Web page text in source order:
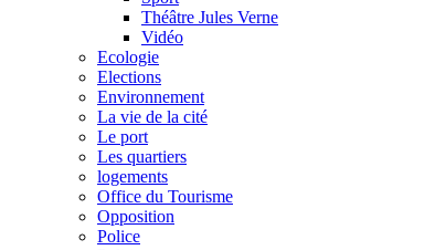
Théâtre Jules Verne
Vidéo
Ecologie
Elections
Environnement
La vie de la cité
Le port
Les quartiers
logements
Office du Tourisme
Opposition
Police